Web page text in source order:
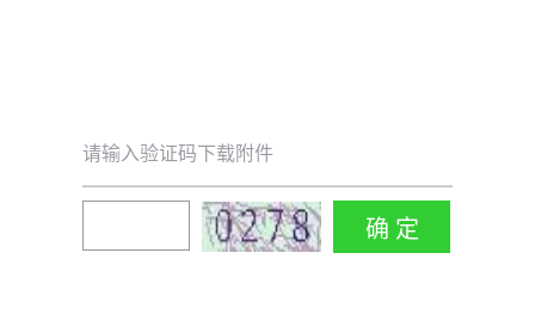
请输入验证码下载附件